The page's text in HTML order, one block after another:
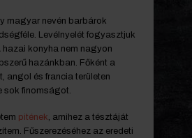
magyar nevén barbárok
Levélnyelét fogyasztjuk
hazai konyha nem nagyon
hazánkban. Főként a
angol és francia területen
sok finomságot.
pitének, amihez a tésztáját
Fűszerezéséhez az eredeti